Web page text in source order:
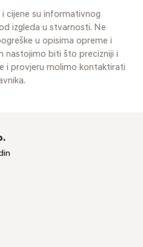
i cijene su informativnog
izgleda u stvarnosti. Ne
u opisima opreme i
nastojimo biti što precizniji i
i provjeru molimo kontaktirati